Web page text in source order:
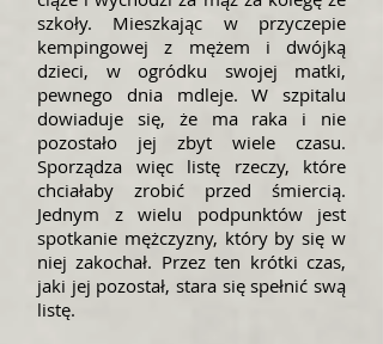
szkoły. Mieszkając w przyczepie
kempingowej z mężem i dwójką
dzieci, w ogródku swojej matki,
pewnego dnia mdleje. W szpitalu
dowiaduje się, że ma raka i nie
pozostało jej zbyt wiele czasu.
Sporządza więc listę rzeczy, które
chciałaby zrobić przed śmiercią.
Jednym z wielu podpunktów jest
spotkanie mężczyzny, który by się w
niej zakochał. Przez ten krótki czas,
jaki jej pozostał, stara się spełnić swą
listę.